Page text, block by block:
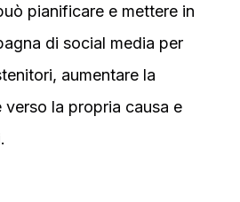
pianificare e mettere in
di social media per
aumentare la
la propria causa e